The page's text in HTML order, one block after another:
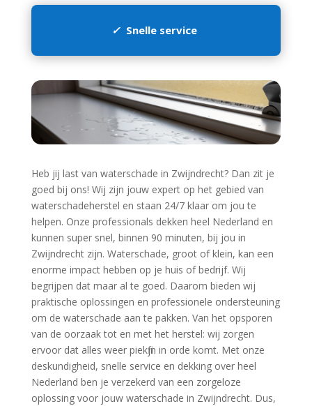
✓ Snelle service
Heb jij last van waterschade in Zwijndrecht? Dan zit je
goed bij ons! Wij zijn jouw expert op het gebied van
waterschadeherstel en staan 24/7 klaar om jou te
helpen.​ Onze professionals dekken heel Nederland en
kunnen super snel, binnen 90 minuten, bij jou in
Zwijndrecht zijn.​ Waterschade, groot of klein, kan een
enorme impact hebben op je huis of bedrijf.​ Wij
begrijpen dat maar al te goed.​ Daarom bieden wij
praktische oplossingen en professionele ondersteuning
om de waterschade aan te pakken.​ Van het opsporen
van de oorzaak tot en met het herstel: wij zorgen
ervoor dat alles weer piekfijn in orde komt.​ Met onze
deskundigheid, snelle service en dekking over heel
Nederland ben je verzekerd van een zorgeloze
oplossing voor jouw waterschade in Zwijndrecht.​ Dus,